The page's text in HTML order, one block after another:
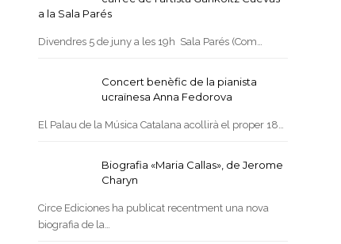
a la Sala Parés
Divendres 5 de juny a les 19h Sala Parés (Com…
Concert benèfic de la pianista
ucraïnesa Anna Fedorova
El Palau de la Música Catalana acollirà el proper 18…
Biografia «Maria Callas», de Jerome
Charyn
Circe Ediciones ha publicat recentment una nova
biografia de la…